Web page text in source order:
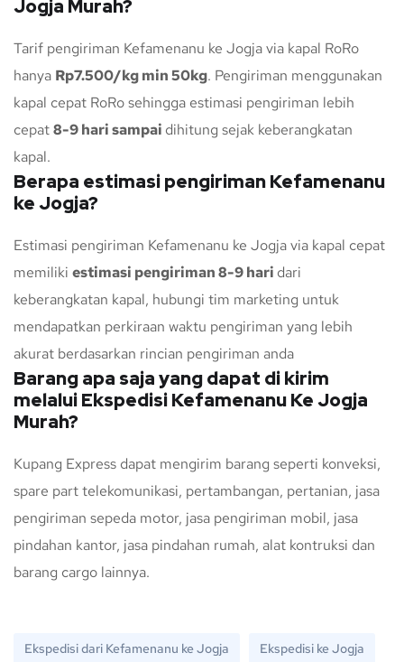
Jogja Murah?
Tarif pengiriman Kefamenanu ke Jogja via kapal RoRo
hanya Rp7.500/kg min 50kg. Pengiriman menggunakan
kapal cepat RoRo sehingga estimasi pengiriman lebih
cepat8-9 hari sampai dihitung sejak keberangkatan
kapal.
Berapa estimasi pengiriman Kefamenanu
ke Jogja?
Estimasi pengiriman Kefamenanu ke Jogja via kapal cepat
memiliki estimasi pengiriman 8-9 hari dari
keberangkatan kapal, hubungi tim marketing untuk
mendapatkan perkiraan waktu pengiriman yang lebih
akurat berdasarkan rincian pengiriman anda
Barang apa saja yang dapat di kirim
melalui Ekspedisi Kefamenanu Ke Jogja
Murah?
Kupang Express dapat mengirim barang seperti konveksi,
spare part telekomunikasi, pertambangan, pertanian, jasa
pengiriman sepeda motor, jasa pengiriman mobil, jasa
pindahan kantor, jasa pindahan rumah, alat kontruksi dan
barang cargo lainnya.
Ekspedisi dari Kefamenanu ke Jogja
Ekspedisi ke Jogja